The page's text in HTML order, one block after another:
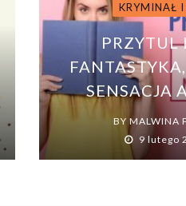
KRYMINAŁ I
PRZYTUL
SENSACJA
BY MALWINA
9 lutego